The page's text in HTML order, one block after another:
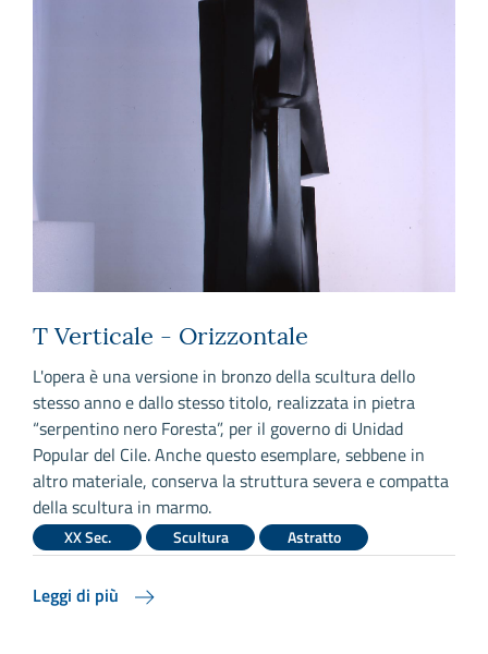
T Verticale - Orizzontale
L'opera è una versione in bronzo della scultura dello
stesso anno e dallo stesso titolo, realizzata in pietra
“serpentino nero Foresta”, per il governo di Unidad
Popular del Cile. Anche questo esemplare, sebbene in
altro materiale, conserva la struttura severa e compatta
della scultura in marmo.
XX Sec. Scultura Astratto
Leggi di più